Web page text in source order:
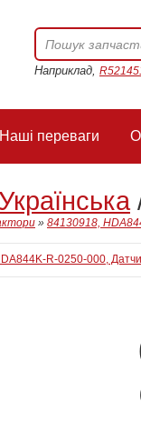
Наприклад,
Наші переваги
Українська
» 84130918,